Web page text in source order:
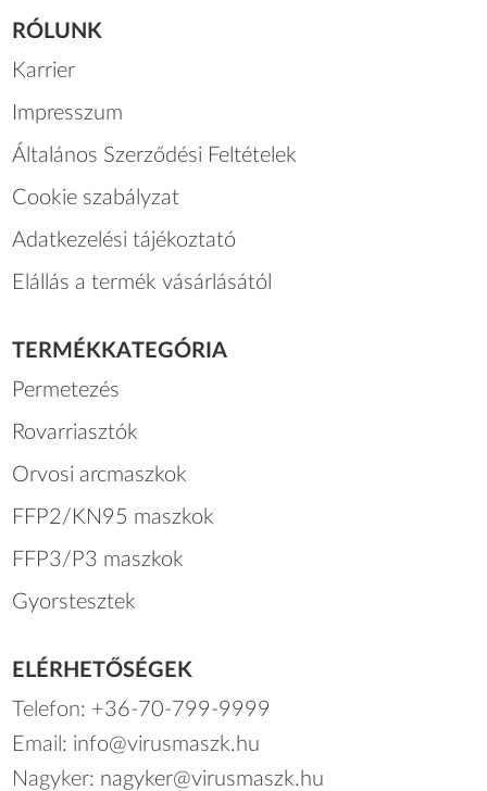
RÓLUNK
Karrier
Impresszum
Általános Szerződési Feltételek
Cookie szabályzat
Adatkezelési tájékoztató
Elállás a termék vásárlásától
TERMÉKKATEGÓRIA
Permetezés
Rovarriasztók
Orvosi arcmaszkok
FFP2/KN95 maszkok
FFP3/P3 maszkok
Gyorstesztek
ELÉRHETŐSÉGEK
Telefon: +36-70-799-9999
Email: info@virusmaszk.hu
Nagyker: nagyker@virusmaszk.hu